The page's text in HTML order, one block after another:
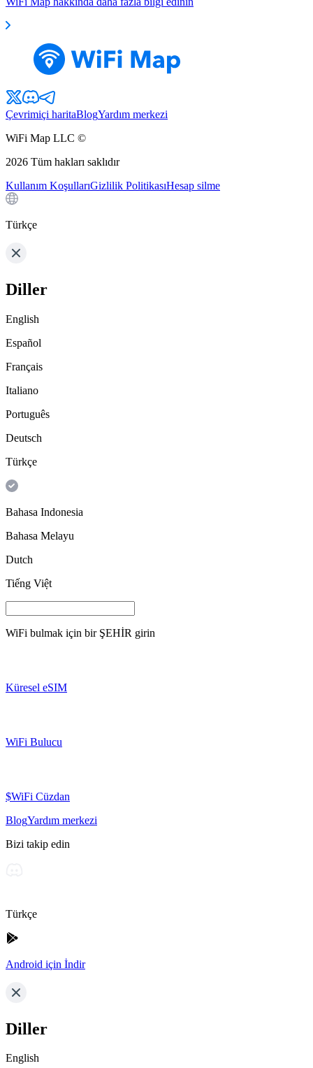
Çevrimiçi haritaBlogYardım merkezi
WiFi Map LLC ©
2026 Tüm hakları saklıdır
Kullanım KoşullarıGizlilik PolitikasıHesap silme
Türkçe
Diller
English
Español
Français
Italiano
Português
Deutsch
Türkçe
Bahasa Indonesia
Bahasa Melayu
Dutch
Tiếng Việt
WiFi bulmak için bir ŞEHİR girin
Küresel eSIM
WiFi Bulucu
$WiFi Cüzdan
BlogYardım merkezi
Bizi takip edin
Türkçe
Android için İndir
Diller
English